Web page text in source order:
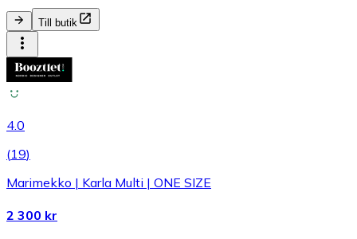
Till butik
4.0
(19)
Marimekko | Karla Multi | ONE SIZE
2 300 kr